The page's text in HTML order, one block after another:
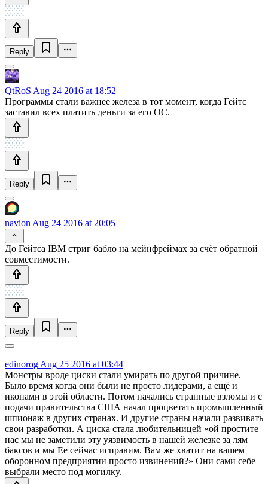
Reply
QtRoS Aug 24 2016 at 18:52
Программы стали важнее железа в тот момент, когда Гейтс
заставил всех платить деньги за его ОС.
Reply
navion Aug 24 2016 at 20:05
До Гейтса IBM стриг бабло на мейнфреймах за счёт обратной
совместимости.
Reply
edinorog Aug 25 2016 at 03:44
Монстры вроде циски стали умирать по другой причине.
Было время когда они были не просто лидерами, а ещё и
иконами в этой области. Потом начались странные взломы и с
подачи правительства США начал процветать промышленный
шпионаж в других странах. И другие страны начали развивать
свои разработки. А циска стала любительницей «ой простите
нас мы не заметили эту уязвимость в нашей железке за лям
баксов и мы Ее сейчас исправим. Вам же хватит на вашем
оборонном предприятии просто извинений?» Они сами себе
выбрали место под могилку.